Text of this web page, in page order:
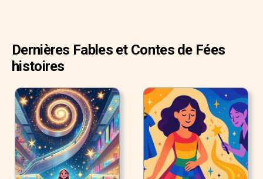
Dernières Fables et Contes de Fées
histoires